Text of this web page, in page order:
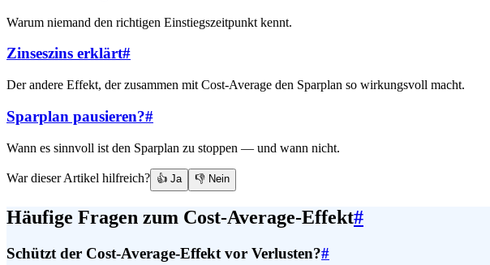
Warum niemand den richtigen Einstiegszeitpunkt kennt.
Zinseszins erklärt#
Der andere Effekt, der zusammen mit Cost-Average den Sparplan so wirkungsvoll macht.
Sparplan pausieren?#
Wann es sinnvoll ist den Sparplan zu stoppen — und wann nicht.
War dieser Artikel hilfreich? 👍 Ja 👎 Nein
Häufige Fragen zum Cost-Average-Effekt#
Schützt der Cost-Average-Effekt vor Verlusten?#